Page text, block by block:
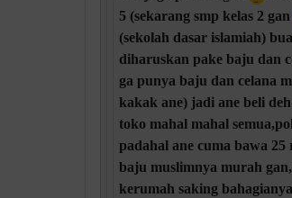
5 (sekarang smp kelas 2 gan
(sekolah dasar islamiah)
diharuskan pake baju dan
ga punya baju dan celana
kakak ane) jadi ane beli
toko mahal mahal
padahal ane cuma bawa
baju muslimnya murah
kerumah saking